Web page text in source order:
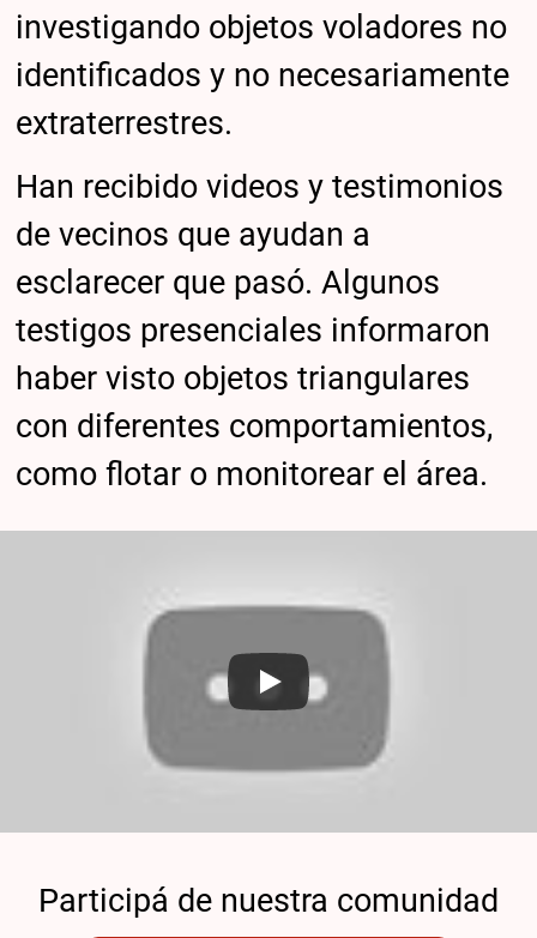
investigando objetos voladores no
identificados y no necesariamente
extraterrestres.
Han recibido videos y testimonios
de vecinos que ayudan a
esclarecer que pasó. Algunos
testigos presenciales informaron
haber visto objetos triangulares
con diferentes comportamientos,
como flotar o monitorear el área.
Participá de nuestra comunidad